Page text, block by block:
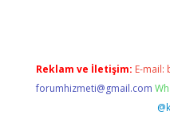
Reklam ve İletişim: E-mail:
forumhizmeti@gmail.com